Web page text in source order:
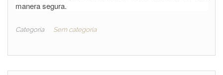
manera segura.
Categoria Sem categoria